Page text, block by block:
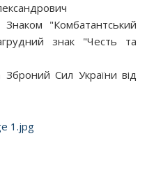
"Комбатантський
знак "Честь та
Сил України від